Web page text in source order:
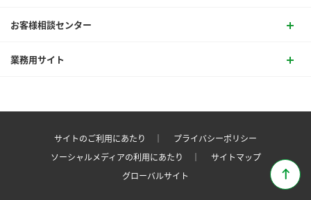
お客様相談センター
業務用サイト
サイトのご利用にあたり ｜
プライバシーポリシー
ソーシャルメディアの利用にあたり ｜
サイトマップ
グローバルサイト